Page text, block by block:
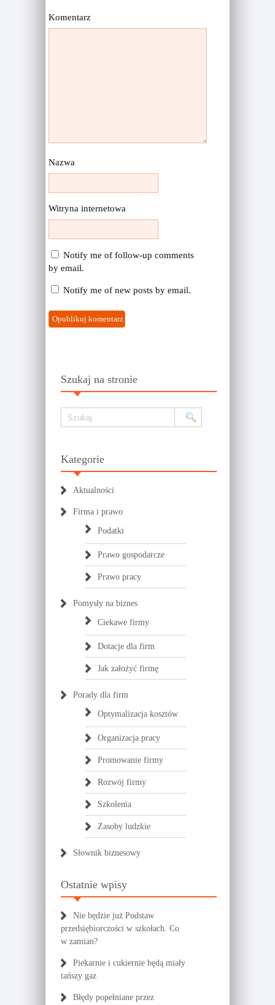
Komentarz
Nazwa
Witryna internetowa
Notify me of follow-up comments
by email.
Notify me of new posts by email.
Szukaj na stronie
Kategorie
Aktualności
Firma i prawo
Podatki
Prawo gospodarcze
Prawo pracy
Pomysły na biznes
Ciekawe firmy
Dotacje dla firm
Jak założyć firmę
Porady dla firm
Optymalizacja kosztów
Organizacja pracy
Promowanie firmy
Rozwój firmy
Szkolenia
Zasoby ludzkie
Słownik biznesowy
Ostatnie wpisy
Nie będzie już Podstaw
przedsiębiorczości w szkołach. Co
w zamian?
Piekarnie i cukiernie będą miały
tańszy gaz
Błędy popełniane przez